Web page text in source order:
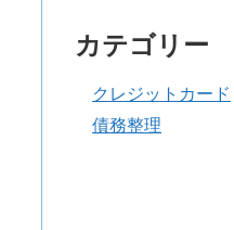
カテゴリー
クレジットカード
債務整理